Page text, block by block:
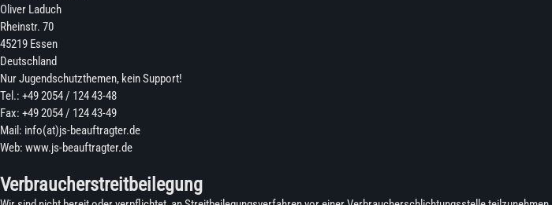
Oliver Laduch
Rheinstr. 70
45219 Essen
Deutschland
Nur Jugendschutzthemen, kein Support!
Tel.: +49 2054 / 124 43-48
Fax: +49 2054 / 124 43-49
Mail: info(at)js-beauftragter.de
Web: www.js-beauftragter.de
Verbraucherstreitbeilegung